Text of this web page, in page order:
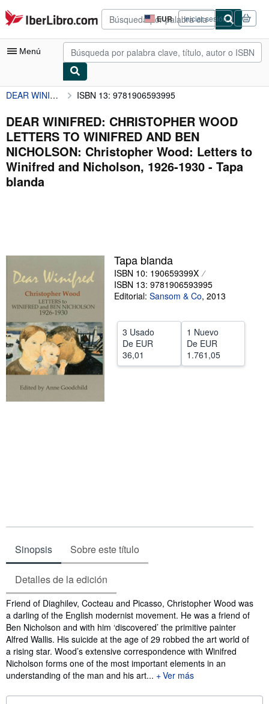
Pasar al contenido principal
IberLibro.com EUR
Preferencias
de
compra
del
Iniciar sesión
Menú
Mi cuenta
Consultar mis pedidos
Búsqueda avanzada
Colecciones
Libros antiguos
CERRAR
DEAR WINIFRED: CHRISTOPHER WOOD LETTERS TO WINIFRED AND BEN NICHOLSON: Christopher Wood: Letters to Winifred and Nicholson, 1926-1930 ISBN 13: 9781906593995
DEAR WINIFRED: CHRISTOPHER WOOD
LETTERS TO WINIFRED AND BEN
NICHOLSON: Christopher Wood: Letters to
Winifred and Nicholson, 1926-1930 - Tapa
blanda
Tapa blanda
ISBN 10: 190659399X
ISBN 13: 9781906593995
Editorial: Sansom & Co, 2013
3 Usado
De EUR
36,01
1 Nuevo
De EUR
1.761,05
Sinopsis Sobre este título
Detalles de la edición
Sinopsis
Friend of Diaghilev, Cocteau and Picasso, Christopher Wood was
a darling of the English modernist movement. He was a friend of
Ben Nicholson and with him ‘discovered’ the primitive painter
Alfred Wallis. His suicide at the age of 29 robbed the art world of
a rising star. Wood’s extensive correspondence with Winifred
Nicholson forms one of the most important elements in an
understanding of the man and his art...
Ver más